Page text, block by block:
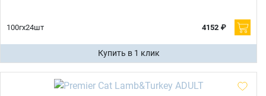
100гх24шт 4152 ₽
Купить в 1 клик